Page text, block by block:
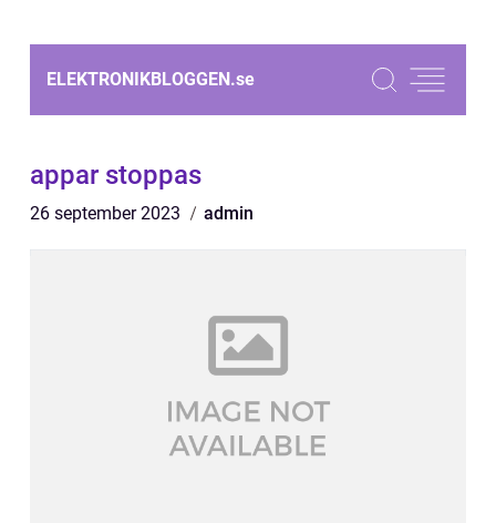
ELEKTRONIKBLOGGEN.se
appar stoppas
26 september 2023 admin